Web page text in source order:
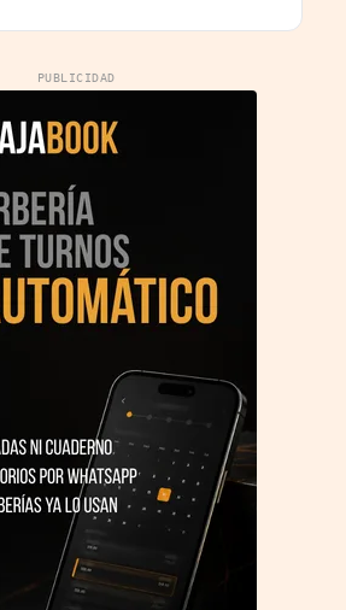
PUBLICIDAD